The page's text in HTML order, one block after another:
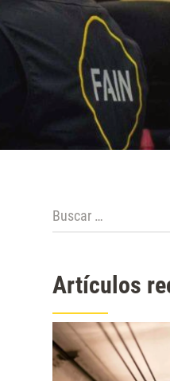
Buscar:
Artículos